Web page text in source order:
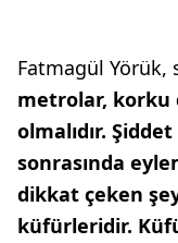
Fatmagül Yörük,
metrolar, korku
olmalıdır.
sonrasında
dikkat çeken
küfürleridir.